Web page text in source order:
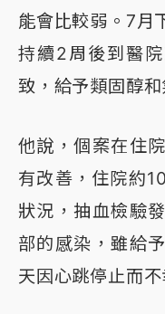
能會比較弱。7月
持續2周後到醫
致，給予類固醇
他說，個案在住
有改善，住院約
狀況，抽血檢驗
部的感染，雖給
天因心跳停止而不